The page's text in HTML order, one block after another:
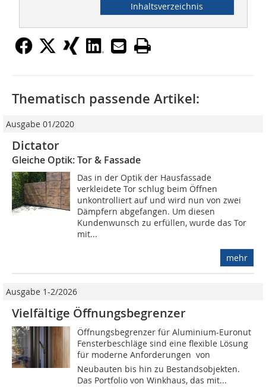
Inhaltsverzeichnis
Thematisch passende Artikel:
Ausgabe 01/2020
Dictator
Gleiche Optik: Tor & Fassade
Das in der Optik der Hausfassade
verkleidete Tor schlug beim Öffnen
unkontrolliert auf und wird nun von zwei
Dämpfern abgefangen. Um diesen
Kundenwunsch zu erfüllen, wurde das Tor
mit...
mehr
Ausgabe 1-2/2026
Vielfältige Öffnungsbegrenzer
Öffnungsbegrenzer für Aluminium-Euronut
Fensterbeschläge sind eine flexible Lösung
für moderne Anforderungen  von
Neubauten bis hin zu Bestandsobjekten.
Das Portfolio von Winkhaus, das mit...